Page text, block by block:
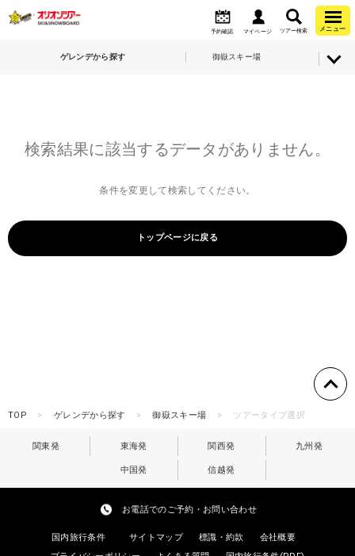
予約確認 マイページ ツアー検索 メニュー
ゲレンデから探す 御嶽スキー場
検索結果に該当するデータがありません。
条件を変更して検索してください。
トップページに戻る
TOP ゲレンデから探す 御嶽スキー場 ツアータイプ選択
関東発 東海発 関西発 九州発
中国発 信越発
お電話でのご予約・お問い合わせ
国内旅行条件 サイトマップ 標識・約款
会社概要